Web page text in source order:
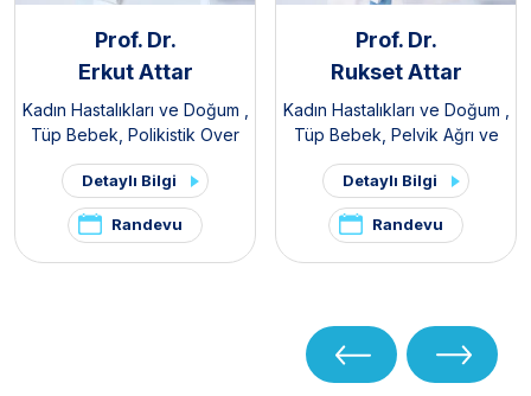
Prof. Dr.
Erkut Attar
Kadın Hastalıkları ve Doğum
Tüp Bebek Polikistik Over
Sendromu / PKOS ve
Hirsutizm Kliniği,Pelvik Ağrı
ve Endometriozis Kliniği
Detaylı Bilgi
Randevu
Prof. Dr.
Rukset Attar
Kadın Hastalıkları ve Doğum
Tüp Bebek Pelvik Ağrı ve
Endometriozis Kliniği
Detaylı Bilgi
Randevu